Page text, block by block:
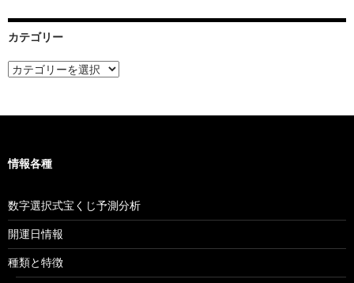
ブ
カテゴリー
カ
テ
情報各種
数字選択式宝くじ予測分析
開運日情報
種類と特徴